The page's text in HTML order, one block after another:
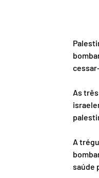
As
A
saúde